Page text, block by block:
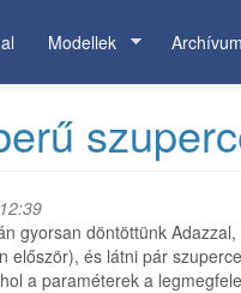
Modellek Archívum
gyorsan döntöttünk
először), és látni pár
a paraméterek a